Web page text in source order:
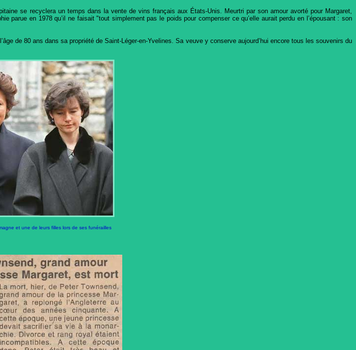
se recyclera un temps dans la vente de vins français aux États-Unis. Meurtri par son amour avorté pour Margaret,
parue en 1978 qu’il ne faisait "tout simplement pas le poids pour compenser ce qu’elle aurait perdu en l’épousant : son
de 80 ans dans sa propriété de Saint-Léger-en-Yvelines. Sa veuve y conserve aujourd’hui encore tous les souvenirs du
et une de leurs filles lors de ses funérailles